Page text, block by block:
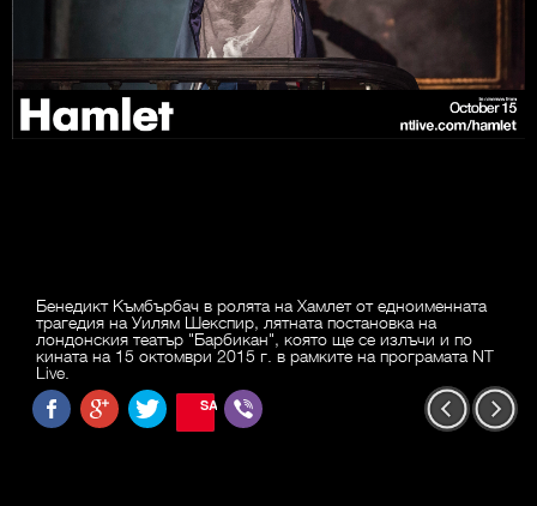
Бенедикт Къмбърбач в ролята на Хамлет от едноименната
трагедия на Уилям Шекспир, лятната постановка на
лондонския театър "Барбикан", която ще се излъчи и по
кината на 15 октомври 2015 г. в рамките на програмата NT
Live.
SAVE